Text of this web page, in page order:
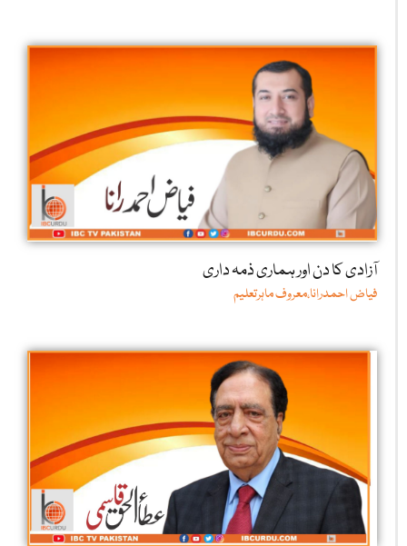
آزادی کا دن اور ہماری ذمہ داری
فیاض احمدرانا،معروف ماہرتعلیم